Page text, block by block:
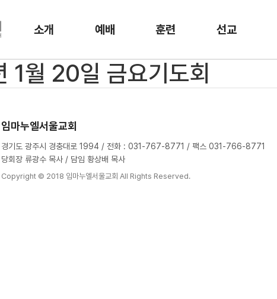
소개 예배 훈련 선교
1월 20일 금요기도회
임마누엘서울교회
경기도 광주시 경충대로 1994 / 전화 : 031-767-8771 / 팩스 031-766-8771
당회장 류광수 목사 / 담임 황상배 목사
Copyright © 2018 임마누엘서울교회 All Rights Reserved.